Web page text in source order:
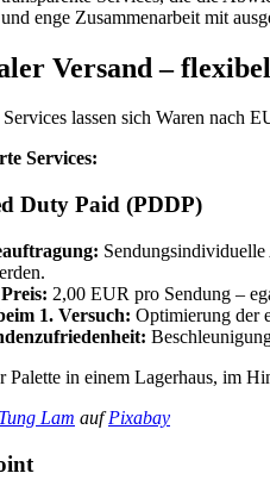
enge Zusammenarbeit mit
Versand –
lassen sich Waren nach
Services:
Duty Paid (PDDP)
2,00 EUR pro Sendung –
1. Versuch: Optimierung der
Tung Lam aufPixabay